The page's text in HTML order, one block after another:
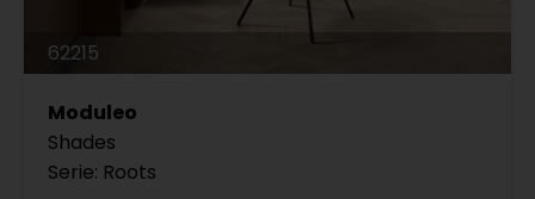
62215
Moduleo
Shades
Serie: Roots